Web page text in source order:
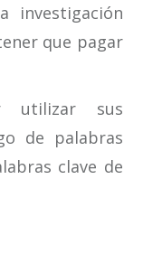
investigación
que pagar
utilizar sus
de palabras
clave de